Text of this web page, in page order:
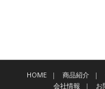
HOME 商品紹介
会社情報
お